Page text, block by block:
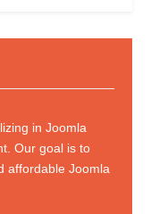
in Joomla
Our goal is to
affordable Joomla